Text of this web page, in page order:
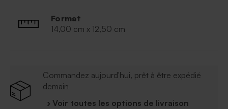
Format
14,00 cm x 12,50 cm
Commandez aujourd'hui, prêt à être expédié
demain
› Voir toutes les options de livraison